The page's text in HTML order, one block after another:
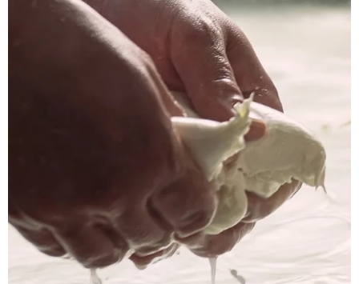
SCOPRI LE RICETTE